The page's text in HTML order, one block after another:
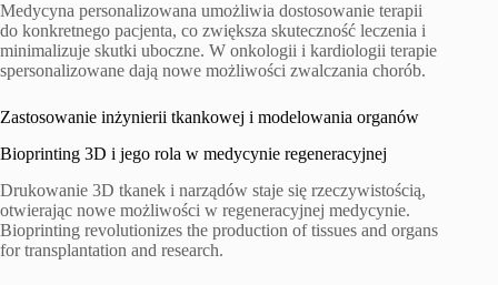
Medycyna personalizowana umożliwia dostosowanie terapii
do konkretnego pacjenta, co zwiększa skuteczność leczenia i
minimalizuje skutki uboczne. W onkologii i kardiologii terapie
spersonalizowane dają nowe możliwości zwalczania chorób.
Zastosowanie inżynierii tkankowej i modelowania organów
Bioprinting 3D i jego rola w medycynie regeneracyjnej
Drukowanie 3D tkanek i narządów staje się rzeczywistością,
otwierając nowe możliwości w regeneracyjnej medycynie.
Bioprinting revolutionizes the production of tissues and organs
for transplantation and research.